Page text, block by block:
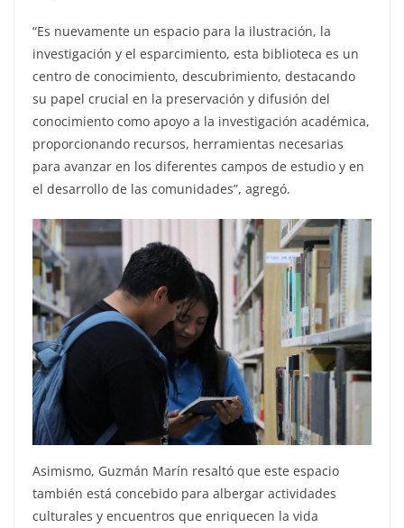
“Es nuevamente un espacio para la ilustración, la
investigación y el esparcimiento, esta biblioteca es un
centro de conocimiento, descubrimiento, destacando
su papel crucial en la preservación y difusión del
conocimiento como apoyo a la investigación académica,
proporcionando recursos, herramientas necesarias
para avanzar en los diferentes campos de estudio y en
el desarrollo de las comunidades”, agregó.
Asimismo, Guzmán Marín resaltó que este espacio
también está concebido para albergar actividades
culturales y encuentros que enriquecen la vida